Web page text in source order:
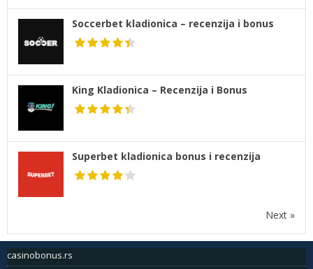
Soccerbet kladionica – recenzija i bonus
King Kladionica – Recenzija i Bonus
Superbet kladionica bonus i recenzija
Next »
casinobonus.rs